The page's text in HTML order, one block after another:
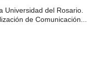
Universidad del Rosario.
de Comunicación